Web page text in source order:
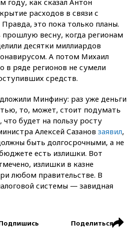
расходов в связи с
это пока только планы.
весну, когда регионам
десятки миллиардов
А потом Михаил
в ряде регионов не сумели
средств.
Минфину: раз уже деньги
то, может, стоит подумать
будет на пользу росту
Алексей Сазанов заявил,
быть долгосрочными, а не
есть излишки. Вот
излишки в казне
любом правительстве. В
системы — завидная
Поделиться